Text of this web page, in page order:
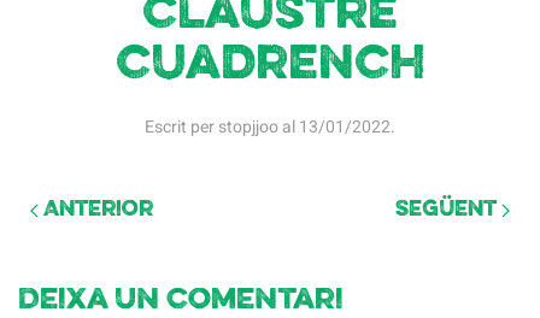
claustre
cuadrench
Escrit perstopjjooal13/01/2022.
Anterior Següent
Deixa un comentari